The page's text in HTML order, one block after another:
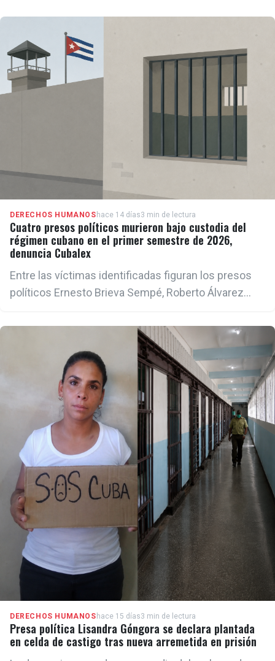
DERECHOS HUMANOS hace 14 días3 min de lectura
Cuatro presos políticos murieron bajo custodia del
régimen cubano en el primer semestre de 2026,
denuncia Cubalex
Entre las víctimas identificadas figuran los presos
políticos Ernesto Brieva Sempé, Roberto Álvarez
quienes fallecieron mientras permanecían bajo
DERECHOS HUMANOS hace 15 días3 min de lectura
Presa política Lisandra Góngora se declara plantada
en celda de castigo tras nueva arremetida en prisión